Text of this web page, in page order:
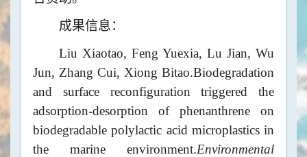
成果信息：
Liu Xiaotao, Feng Yuexia, Lu Jian, Wu
Jun, Zhang Cui, Xiong Bitao.Biodegradation
and surface reconfiguration triggered the
adsorption-desorption of phenanthrene on
biodegradable polylactic acid microplastics in
the marine environment.Environmental